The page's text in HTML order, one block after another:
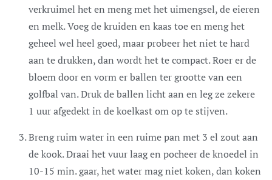
verkruimel het en meng met het uimengsel, de eieren
en melk. Voeg de kruiden en kaas toe en meng het
geheel wel heel goed, maar probeer het niet te hard
aan te drukken, dan wordt het te compact. Roer er de
bloem door en vorm er ballen ter grootte van een
golfbal van. Druk de ballen licht aan en leg ze zekere
1 uur afgedekt in de koelkast om op te stijven.
Breng ruim water in een ruime pan met 3 el zout aan
de kook. Draai het vuur laag en pocheer de knoedel in
10-15 min. gaar, het water mag niet koken, dan koken